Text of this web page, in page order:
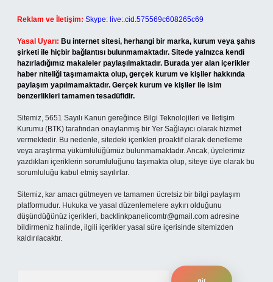
Reklam ve İletişim: Skype: live:.cid.575569c608265c69
Yasal Uyarı: Bu internet sitesi, herhangi bir marka, kurum veya şahıs
şirketi ile hiçbir bağlantısı bulunmamaktadır. Sitede yalnızca kendi
hazırladığımız makaleler paylaşılmaktadır. Burada yer alan içerikler
haber niteliği taşımamakta olup, gerçek kurum ve kişiler hakkında
paylaşım yapılmamaktadır. Gerçek kurum ve kişiler ile isim
benzerlikleri tamamen tesadüfidir.
Sitemiz, 5651 Sayılı Kanun gereğince Bilgi Teknolojileri ve İletişim
Kurumu (BTK) tarafından onaylanmış bir Yer Sağlayıcı olarak hizmet
vermektedir. Bu nedenle, sitedeki içerikleri proaktif olarak denetleme
veya araştırma yükümlülüğümüz bulunmamaktadır. Ancak, üyelerimiz
yazdıkları içeriklerin sorumluluğunu taşımakta olup, siteye üye olarak bu
sorumluluğu kabul etmiş sayılırlar.
Sitemiz, kar amacı gütmeyen ve tamamen ücretsiz bir bilgi paylaşım
platformudur. Hukuka ve yasal düzenlemelere aykırı olduğunu
düşündüğünüz içerikleri, backlinkpanelicomtr@gmail.com adresine
bildirmeniz halinde, ilgili içerikler yasal süre içerisinde sitemizden
kaldırılacaktır.